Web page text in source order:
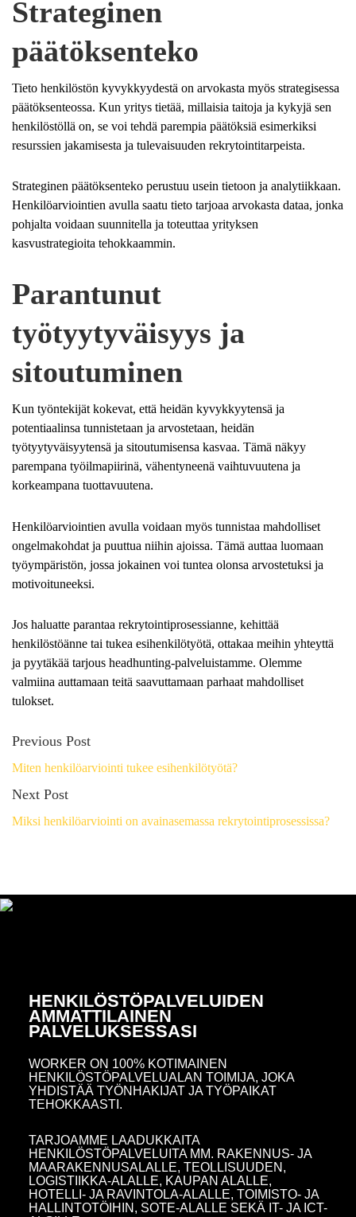
Strateginen
päätöksenteko
Tieto henkilöstön kyvykkyydestä on arvokasta myös strategisessa
päätöksenteossa. Kun yritys tietää, millaisia taitoja ja kykyjä sen
henkilöstöllä on, se voi tehdä parempia päätöksiä esimerkiksi
resurssien jakamisesta ja tulevaisuuden rekrytointitarpeista.
Strateginen päätöksenteko perustuu usein tietoon ja analytiikkaan.
Henkilöarviointien avulla saatu tieto tarjoaa arvokasta dataa, jonka
pohjalta voidaan suunnitella ja toteuttaa yrityksen
kasvustrategioita tehokkaammin.
Parantunut
työtyytyväisyys ja
sitoutuminen
Kun työntekijät kokevat, että heidän kyvykkyytensä ja
potentiaalinsa tunnistetaan ja arvostetaan, heidän
työtyytyväisyytensä ja sitoutumisensa kasvaa. Tämä näkyy
parempana työilmapiirinä, vähentyneenä vaihtuvuutena ja
korkeampana tuottavuutena.
Henkilöarviointien avulla voidaan myös tunnistaa mahdolliset
ongelmakohdat ja puuttua niihin ajoissa. Tämä auttaa luomaan
työympäristön, jossa jokainen voi tuntea olonsa arvostetuksi ja
motivoituneeksi.
Jos haluatte parantaa rekrytointiprosessianne, kehittää
henkilöstöänne tai tukea esihenkilötyötä, ottakaa meihin yhteyttä
ja pyytäkää tarjous headhunting-palveluistamme. Olemme
valmiina auttamaan teitä saavuttamaan parhaat mahdolliset
tulokset.
Previous Post
Miten henkilöarviointi tukee esihenkilötyötä?
Next Post
Miksi henkilöarviointi on avainasemassa rekrytointiprosessissa?
HENKILÖSTÖPALVELUIDEN
AMMATTILAINEN
PALVELUKSESSASI
WORKER ON 100% KOTIMAINEN
HENKILÖSTÖPALVELUALAN TOIMIJA, JOKA
YHDISTÄÄ TYÖNHAKIJAT JA TYÖPAIKAT
TEHOKKAASTI.
TARJOAMME LAADUKKAITA
HENKILÖSTÖPALVELUITA MM. RAKENNUS- JA
MAARAKENNUSALALLE, TEOLLISUUDEN,
LOGISTIIKKA-ALALLE, KAUPAN ALALLE,
HOTELLI- JA RAVINTOLA-ALALLE, TOIMISTO- JA
HALLINTOTÖIHIN, SOTE-ALALLE SEKÄ IT- JA ICT-